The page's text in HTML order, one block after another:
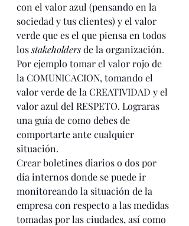
con el valor azul (pensando en la
sociedad y tus clientes) y el valor
verde que es el que piensa en todos
los stakeholders de la organización.
Por ejemplo tomar el valor rojo de
la COMUNICACION, tomando el
valor verde de la CREATIVIDAD y el
valor azul del RESPETO. Lograras
una guía de como debes de
comportarte ante cualquier
situación.
Crear boletines diarios o dos por
día internos donde se puede ir
monitoreando la situación de la
empresa con respecto a las medidas
tomadas por las ciudades, así como